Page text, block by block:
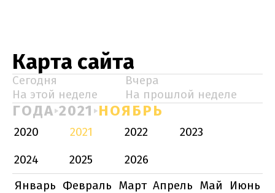
Карта сайта
Сегодня
Вчера
На этой неделе
На прошлой неделе
ГОДА 2021 НОЯБРЬ
2020 2021 2022
2023
2024
2025
2026
Январь Февраль Март Апрель Май
Июнь